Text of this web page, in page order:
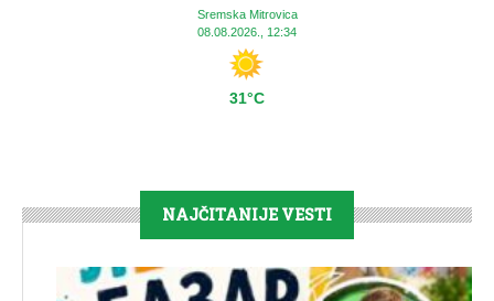
Sremska Mitrovica
08.08.2026., 12:34
31°C
NAJČITANIJE VESTI